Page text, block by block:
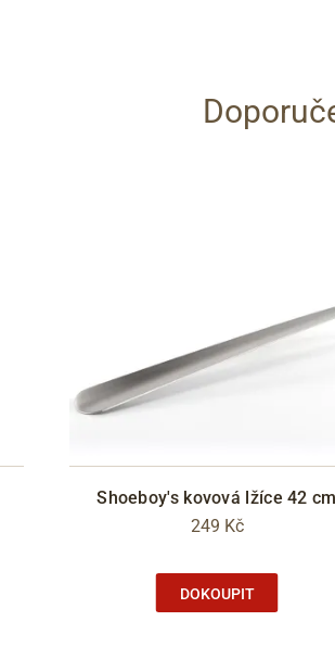
Shoeboy's kovová lžíce 42 cm
249 Kč
DOKOUPIT